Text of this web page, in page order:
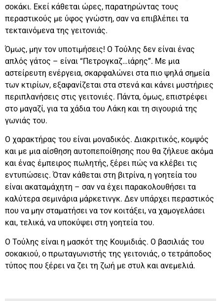
σοκάκι. Εκεί κάθεται ώρες, παρατηρώντας τους
περαστικούς με ύφος γνώστη, σαν να επιβλέπει τα
τεκταινόμενα της γειτονιάς.
Όμως, μην τον υποτιμήσεις! Ο Τούλης δεν είναι ένας
απλός γάτος – είναι “Πετρογκαζ…ιάρης”. Με μια
αστείρευτη ενέργεια, σκαρφαλώνει στα πιο ψηλά σημεία
των κτιρίων, εξαφανίζεται στα στενά και κάνει μυστήριες
περιπλανήσεις στις γειτονιές. Πάντα, όμως, επιστρέφει
στο μαγαζί, για τα χάδια του Λάκη και τη σιγουριά της
γωνιάς του.
Ο χαρακτήρας του είναι μοναδικός. Διακριτικός, κομψός
και με μια αίσθηση αυτοπεποίθησης που θα ζήλευε ακόμα
και ένας έμπειρος πωλητής, ξέρει πώς να κλέβει τις
εντυπώσεις. Όταν κάθεται στη βιτρίνα, η γοητεία του
είναι ακαταμάχητη – σαν να έχει παρακολουθήσει τα
καλύτερα σεμινάρια μάρκετινγκ. Δεν υπάρχει περαστικός
που να μην σταματήσει να τον κοιτάξει, να χαμογελάσει
και, τελικά, να υποκύψει στη γοητεία του.
Ο Τούλης είναι η μασκότ της Κουμιδιάς. Ο βασιλιάς του
σοκακιού, ο πρωταγωνιστής της γειτονιάς, ο τετράποδος
τύπος που ξέρει να ζει τη ζωή με στυλ και ανεμελιά.